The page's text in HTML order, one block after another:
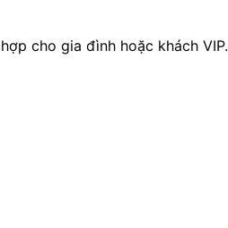
cho gia đình hoặc khách VIP.